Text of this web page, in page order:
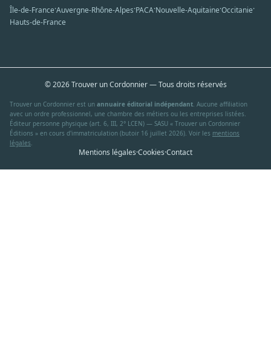
Île-de-France·Auvergne-Rhône-Alpes·PACA·Nouvelle-Aquitaine·Occitanie·
Hauts-de-France
© 2026 Trouver un Cordonnier — Tous droits réservés
Trouver un Cordonnier est un annuaire éditorial indépendant. Aucune affiliation
avec un ordre professionnel, une chambre des métiers ou les entreprises listées.
Éditeur personne physique (art. 6, III, 2° LCEN) — SASU « Trouver un Cordonnier
Éditions » en cours d'immatriculation (butoir 16 juillet 2026). Voir les mentions
légales.
Mentions légales·Cookies·Contact